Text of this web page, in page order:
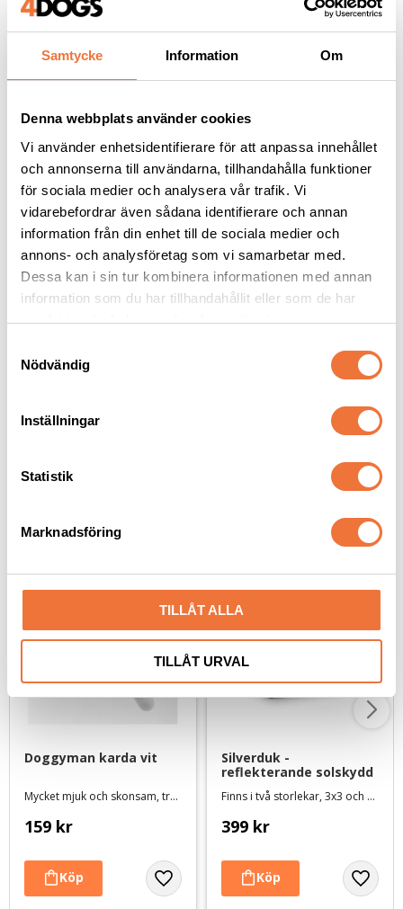
Samtycke Information Om
Denna webbplats använder cookies
Vi använder enhetsidentifierare för att anpassa innehållet
och annonserna till användarna, tillhandahålla funktioner
för sociala medier och analysera vår trafik. Vi
vidarebefordrar även sådana identifierare och annan
information från din enhet till de sociala medier och
annons- och analysföretag som vi samarbetar med.
Dessa kan i sin tur kombinera informationen med annan
information som du har tillhandahållit eller som de har
samlat in när du har använt deras tjänster.
Nödvändig
Inställningar
Statistik
Marknadsföring
TILLÅT ALLA
TILLÅT URVAL
reflextråd - Lila
Finns i många storlekar
hundhalsband med
reflextråd - Svart
Finns i många storlekar
Senaste besökta produkter
Doggyman karda vit
Mycket mjuk och skonsam, tre storlekar
159 kr
Silverduk -
reflekterande solskydd
Finns i två storlekar, 3x3 och 4x4 m
399 kr